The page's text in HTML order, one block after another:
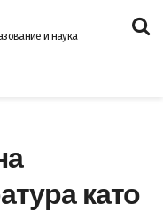
и наука
като